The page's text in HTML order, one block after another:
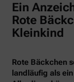
Ein
Rote
Kleinkind
Rote Bäckchen
landläufig als